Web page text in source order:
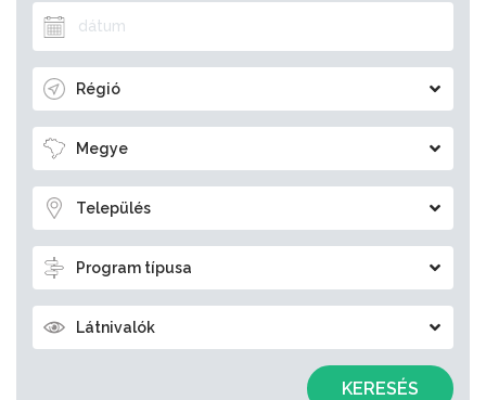
Régió
Megye
Település
Program típusa
Látnivalók
KERESÉS